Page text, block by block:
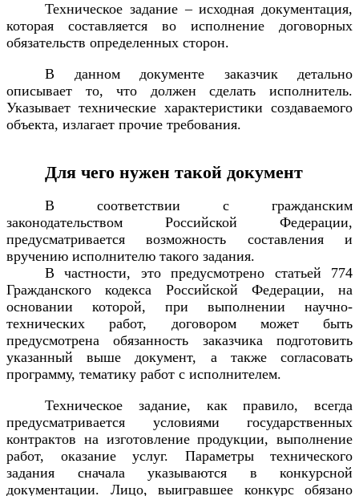
Техническое задание – исходная документация,
которая составляется во исполнение договорных
обязательств определенных сторон.
В данном документе заказчик детально
описывает то, что должен сделать исполнитель.
Указывает технические характеристики создаваемого
объекта, излагает прочие требования.
Для чего нужен такой документ
В соответствии с гражданским
законодательством Российской Федерации,
предусматривается возможность составления и
вручению исполнителю такого задания.
В частности, это предусмотрено статьей 774
Гражданского кодекса Российской Федерации, на
основании которой, при выполнении научно-
технических работ, договором может быть
предусмотрена обязанность заказчика подготовить
указанный выше документ, а также согласовать
программу, тематику работ с исполнителем.
Техническое задание, как правило, всегда
предусматривается условиями государственных
контрактов на изготовление продукции, выполнение
работ, оказание услуг. Параметры технического
задания сначала указываются в конкурсной
документации. Лицо, выигравшее конкурс обязано